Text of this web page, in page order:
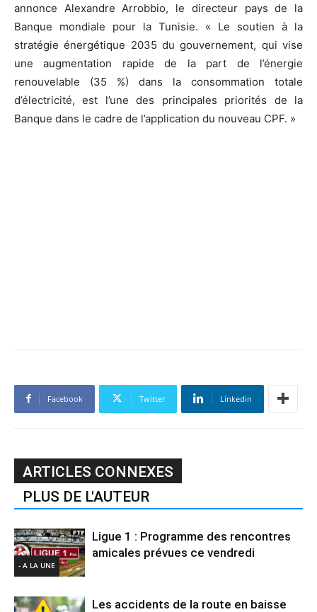
annonce Alexandre Arrobbio, le directeur pays de la
Banque mondiale pour la Tunisie. « Le soutien à la
stratégie énergétique 2035 du gouvernement, qui vise
une augmentation rapide de la part de l’énergie
renouvelable (35 %) dans la consommation totale
d’électricité, est l’une des principales priorités de la
Banque dans le cadre de l’application du nouveau CPF. »
Facebook Twitter Linkedin
ARTICLES CONNEXES
PLUS DE L'AUTEUR
- A LA UNE
Ligue 1 : Programme des rencontres
amicales prévues ce vendredi
Les accidents de la route en baisse